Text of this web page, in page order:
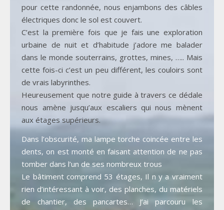
pour cette randonnée, nous enjambons des câbles
électriques donc le sol est couvert.
C’est la première fois que je fais une exploration
urbaine de nuit et d’habitude j’adore me balader
dans le monde souterrains, grottes, mines, ….. Mais
cette fois-ci c’est un peu différent, les couloirs sont
de vrais labyrinthes.
Heureusement que notre guide à travers ce dédale
nous amène jusqu’aux escaliers qui nous mènent
aux étages supérieurs.
Dans l’obscurité, ma lampe torche coincée entre les
dents, on est monté en faisant attention de ne pas
tomber dans l’un de ses nombreux trous
Le bâtiment comprend 53 étages, Il n y a vraiment
rien d’intéressant à voir, des planches, du matériels
de chantier, des pancartes… J’ai parcouru les